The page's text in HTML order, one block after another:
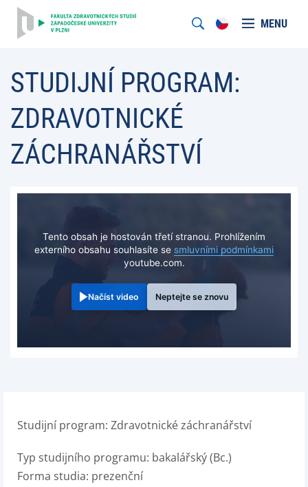
MENU
STUDIJNÍ PROGRAM:
ZDRAVOTNICKÉ
ZÁCHRANÁŘSTVÍ
Tento obsah je hostován třetí stranou. Prohlížením
externího obsahu souhlasíte se smluvními podmínkami
youtube.com.
Načíst video Neptejte se znovu
Studijní program: Zdravotnické záchranářství
Typ studijního programu: bakalářský (Bc.)
Forma studia: prezenční